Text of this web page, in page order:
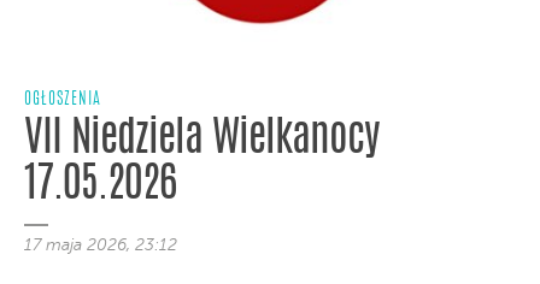
OGŁOSZENIA
VII Niedziela Wielkanocy
17.05.2026
17 maja 2026, 23:12